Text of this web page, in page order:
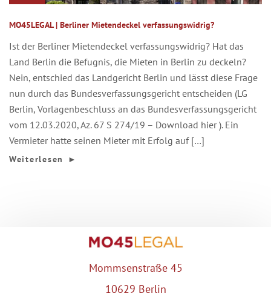
MO45LEGAL | Berliner Mietendeckel verfassungswidrig?
Ist der Berliner Mietendeckel verfassungswidrig? Hat das
Land Berlin die Befugnis, die Mieten in Berlin zu deckeln?
Nein, entschied das Landgericht Berlin und lässt diese Frage
nun durch das Bundesverfassungsgericht entscheiden (LG
Berlin, Vorlagenbeschluss an das Bundesverfassungsgericht
vom 12.03.2020, Az. 67 S 274/19 – Download hier ). Ein
Vermieter hatte seinen Mieter mit Erfolg auf […]
Weiterlesen ►
Mommsenstraße 45
10629 Berlin